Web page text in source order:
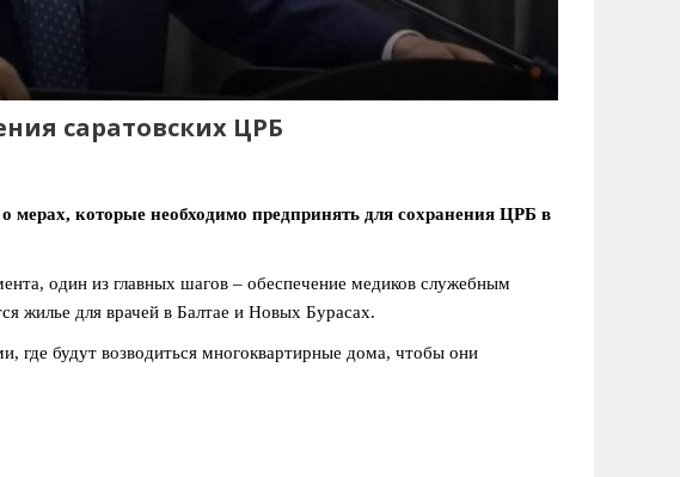
саратовских ЦРБ
мерах, которые необходимо предпринять для сохранения ЦРБ в
один из главных шагов – обеспечение медиков служебным
жилье для врачей в Балтае и Новых Бурасах.
где будут возводиться многоквартирные дома, чтобы они